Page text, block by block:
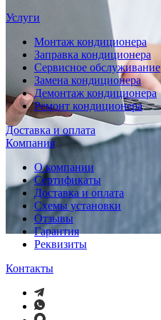
Услуги
Монтаж кондиционера
Заправка кондиционера
Сервисное обслуживание
Замена кондиционера
Демонтаж кондиционера
Ремонт кондиционера
Доставка и оплата
Компания
О компании
Сертификаты
Доставка и оплата
Схемы установки
Отзывы
Гарантия
Реквизиты
Контакты